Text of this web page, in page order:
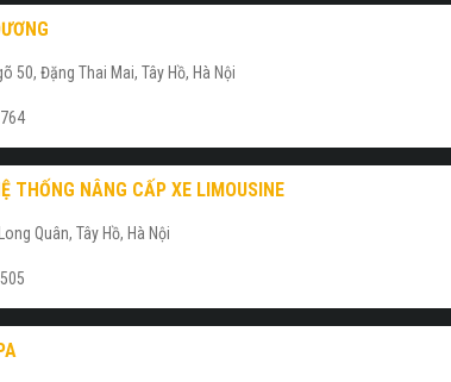
50, Đặng Thai Mai, Tây Hồ, Hà Nội
THỐNG NÂNG CẤP XE LIMOUSINE
Quân, Tây Hồ, Hà Nội